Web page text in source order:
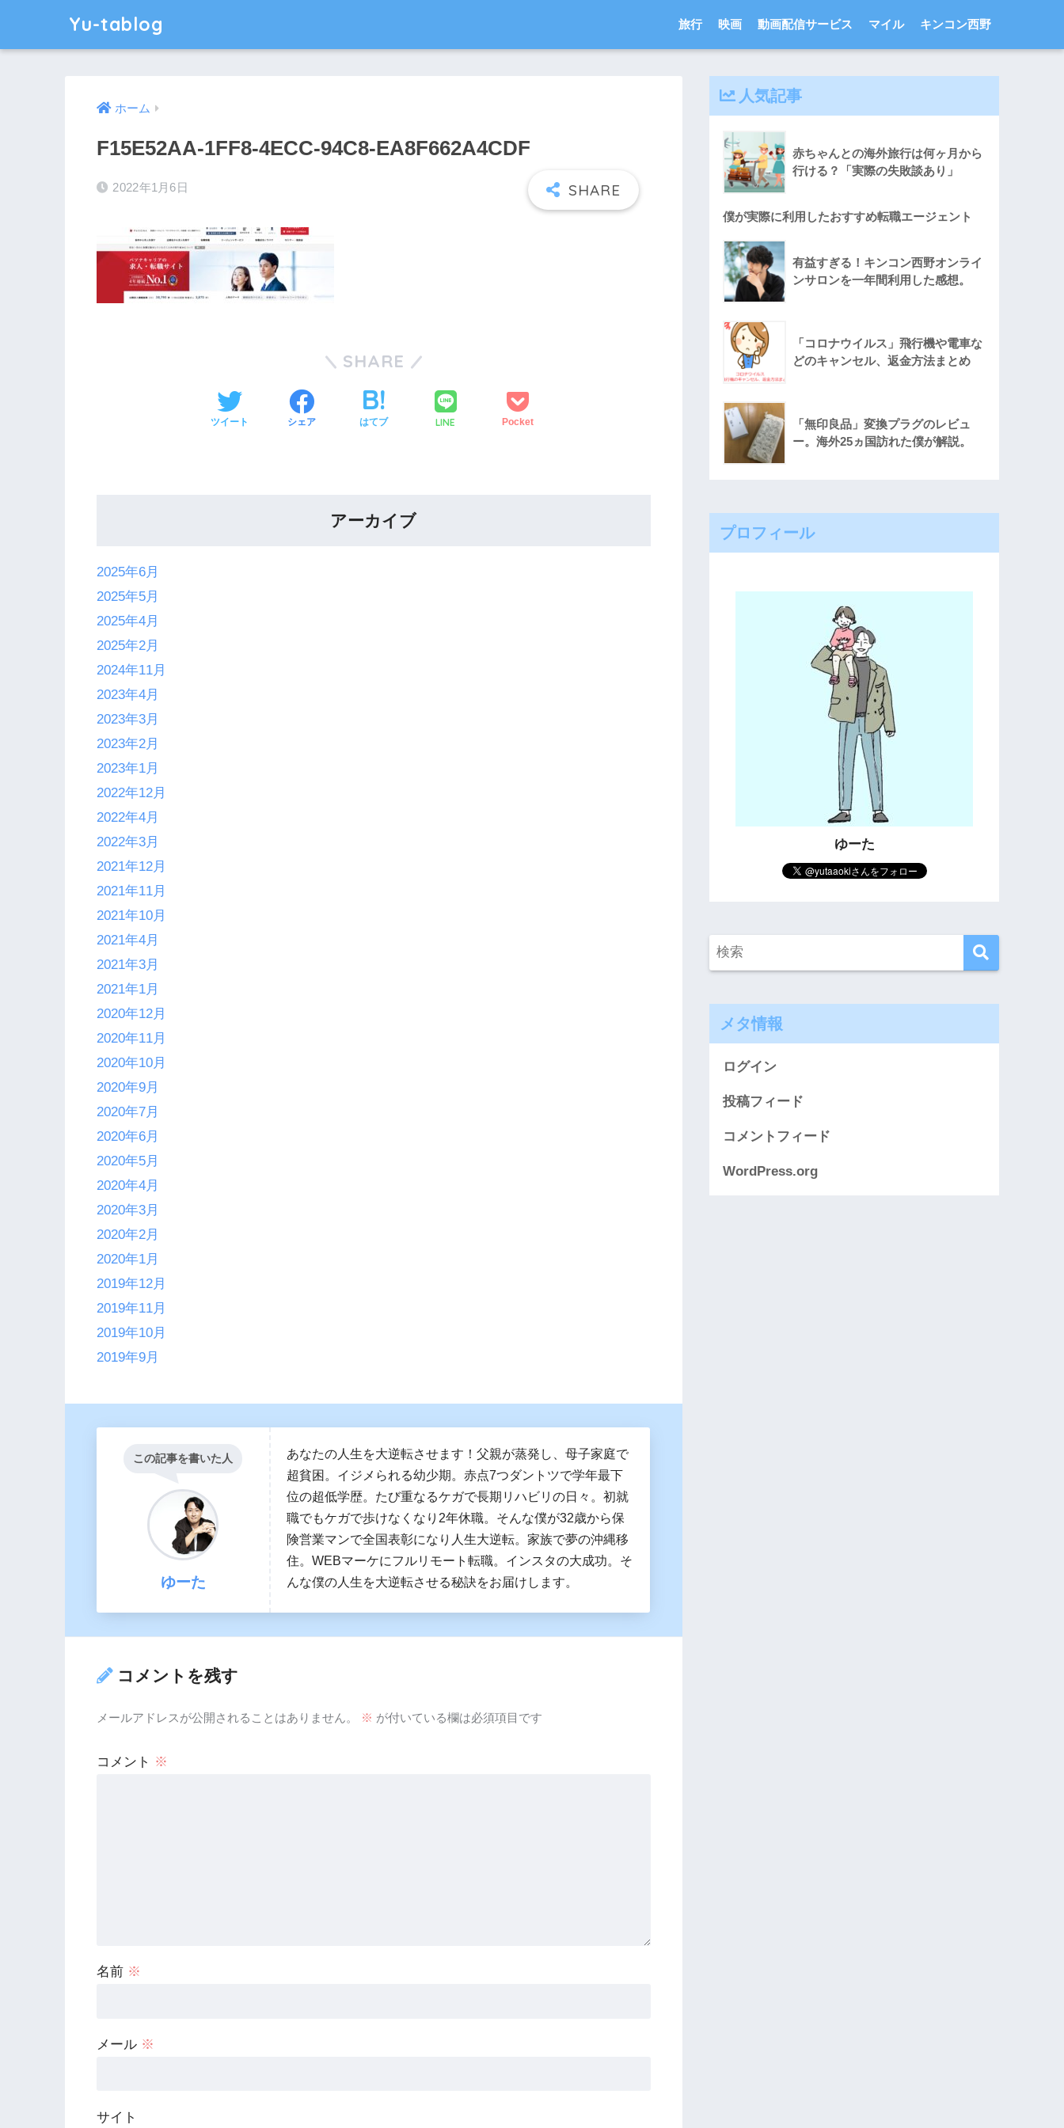
Yu-tablog 旅行 映画 動画配信サービス マイル キンコン西野
ホーム
F15E52AA-1FF8-4ECC-94C8-EA8F662A4CDF
2022年1月6日
SHARE
ツイート シェア はてブ LINE Pocket
アーカイブ
2025年6月
2025年5月
2025年4月
2025年2月
2024年11月
2023年4月
2023年3月
2023年2月
2023年1月
2022年12月
2022年4月
2022年3月
2021年12月
2021年11月
2021年10月
2021年4月
2021年3月
2021年1月
2020年12月
2020年11月
2020年10月
2020年9月
2020年7月
2020年6月
2020年5月
2020年4月
2020年3月
2020年2月
2020年1月
2019年12月
2019年11月
2019年10月
2019年9月
この記事を書いた人
ゆーた
あなたの人生を大逆転させます！父親が蒸発し、母子家庭で
超貧困。イジメられる幼少期。赤点7つダントツで学年最下
位の超低学歴。たび重なるケガで長期リハビリの日々。初就
職でもケガで歩けなくなり2年休職。そんな僕が32歳から保
険営業マンで全国表彰になり人生大逆転。家族で夢の沖縄移
住。WEBマーケにフルリモート転職。インスタの大成功。そ
んな僕の人生を大逆転させる秘訣をお届けします。
コメントを残す
メールアドレスが公開されることはありません。 ※ が付いている欄は必須項目です
コメント ※
名前 ※
メール ※
サイト
人気記事
赤ちゃんとの海外旅行は何ヶ月から
行ける？「実際の失敗談あり」
僕が実際に利用したおすすめ転職エージェント
有益すぎる！キンコン西野オンライ
ンサロンを一年間利用した感想。
「コロナウイルス」飛行機や電車な
どのキャンセル、返金方法まとめ
「無印良品」変換プラグのレビュ
ー。海外25ヵ国訪れた僕が解説。
プロフィール
ゆーた
メタ情報
ログイン
投稿フィード
コメントフィード
WordPress.org